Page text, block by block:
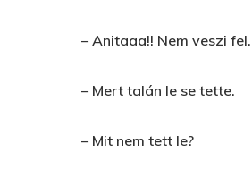
– Anitaaa!! Nem veszi fel.
– Mert talán le se tette.
– Mit nem tett le?